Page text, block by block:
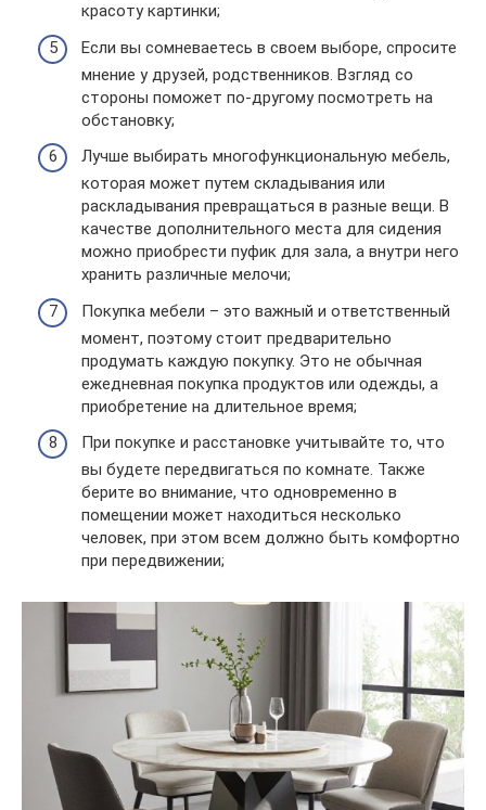
красоту картинки;
Если вы сомневаетесь в своем выборе, спросите
мнение у друзей, родственников. Взгляд со
стороны поможет по-другому посмотреть на
обстановку;
Лучше выбирать многофункциональную мебель,
которая может путем складывания или
раскладывания превращаться в разные вещи. В
качестве дополнительного места для сидения
можно приобрести пуфик для зала, а внутри него
хранить различные мелочи;
Покупка мебели – это важный и ответственный
момент, поэтому стоит предварительно
продумать каждую покупку. Это не обычная
ежедневная покупка продуктов или одежды, а
приобретение на длительное время;
При покупке и расстановке учитывайте то, что
вы будете передвигаться по комнате. Также
берите во внимание, что одновременно в
помещении может находиться несколько
человек, при этом всем должно быть комфортно
при передвижении;